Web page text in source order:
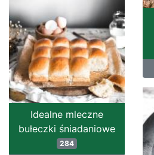
Idealne mleczne
bułeczki śniadaniowe
284